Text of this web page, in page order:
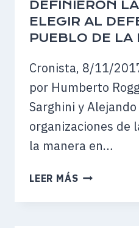
OCUPAR
EL
CARGO
DEFENSOR
DEL
PUEBLO
DEFINIERON
ELEGIR AL
PUEBLO DE LA
Cronista, 8/11/
por Humberto
Sarghini y
organizaciones de
la manera en…
LEER MÁS DEFINIERON
TERNA